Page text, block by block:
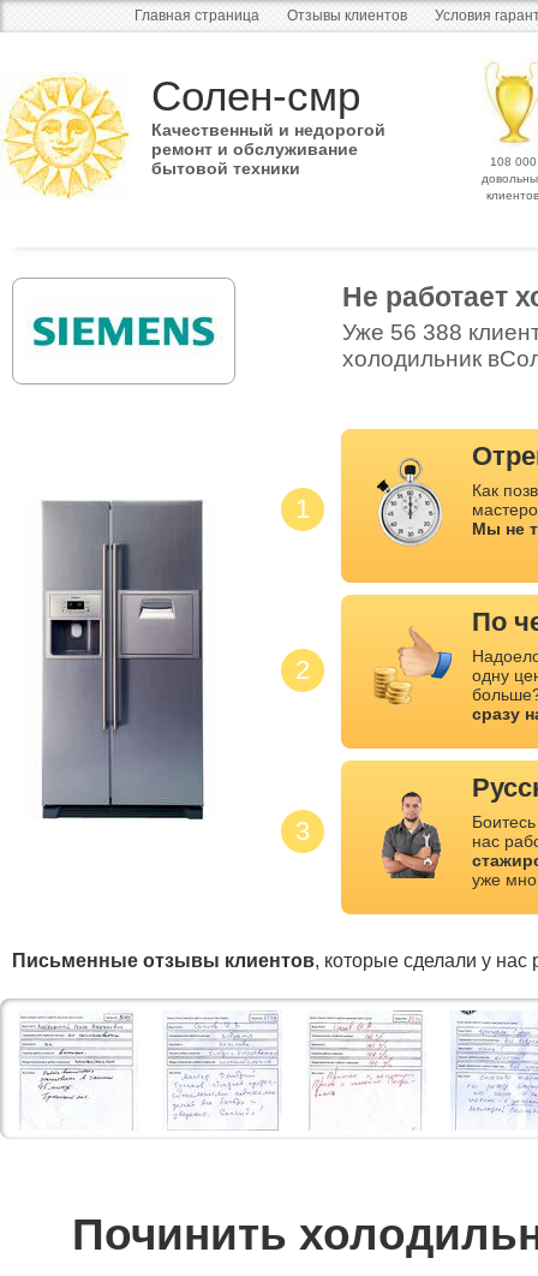
Главная страница Отзывы клиентов Условия
Солен-смр
Качественный и недорогой
ремонт и обслуживание
бытовой техники
108 000
клиентов
Не работает
Уже 56 388
холодильник
1
2
3
Как
Мы не
По
одну
сразу
нас
уже
Письменные отзывы клиентов, которые сделали у нас
Починить